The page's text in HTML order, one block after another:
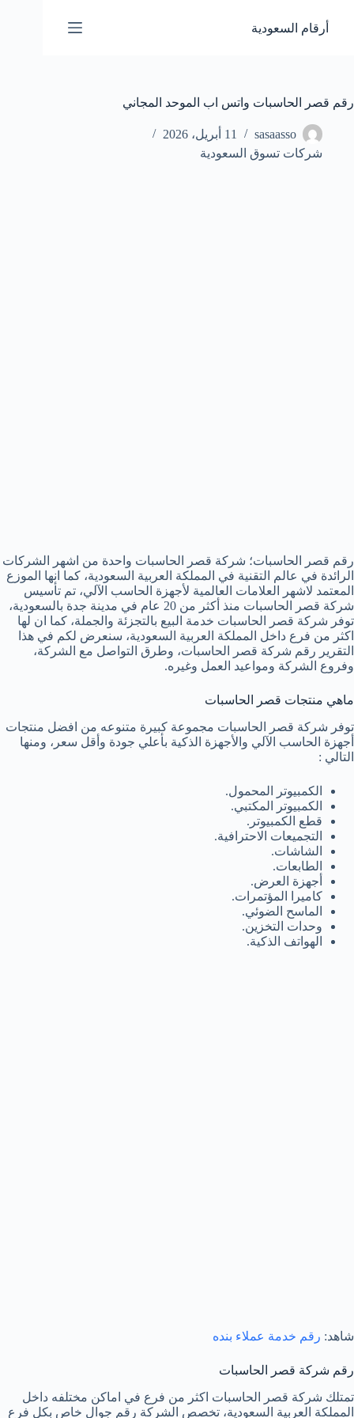
المحتوى
أرقام السعودية
رقم قصر الحاسبات واتس اب الموحد المجاني
sasaasso
11 أبريل، 2026
شركات تسوق السعودية
رقم قصر الحاسبات؛ شركة قصر الحاسبات واحدة من اشهر الشركات
الرائدة في عالم التقنية في المملكة العربية السعودية، كما انها الموزع
المعتمد لاشهر العلامات العالمية لأجهزة الحاسب الآلي، تم تأسيس
شركة قصر الحاسبات منذ أكثر من 20 عام في مدينة جدة بالسعودية،
توفر شركة قصر الحاسبات خدمة البيع بالتجزئة والجملة، كما ان لها
اكثر من فرع داخل المملكة العربية السعودية، سنعرض لكم في هذا
التقرير رقم شركة قصر الحاسبات، وطرق التواصل مع الشركة،
وفروع الشركة ومواعيد العمل وغيره.
ماهي منتجات قصر الحاسبات
توفر شركة قصر الحاسبات مجموعة كبيرة متنوعه من افضل منتجات
أجهزة الحاسب الآلي والأجهزة الذكية بأعلي جودة وأقل سعر، ومنها
التالي :
الكمبيوتر المحمول.
الكمبيوتر المكتبي.
قطع الكمبيوتر.
التجميعات الاحترافية.
الشاشات.
الطابعات.
أجهزة العرض.
كاميرا المؤتمرات.
الماسح الضوئي.
وحدات التخزين.
الهواتف الذكية.
شاهد: رقم خدمة عملاء بنده
رقم شركة قصر الحاسبات
تمتلك شركة قصر الحاسبات اكثر من فرع في اماكن مختلفه داخل
المملكة العربية السعودية، تخصص الشركة رقم جوال خاص بكل فرع